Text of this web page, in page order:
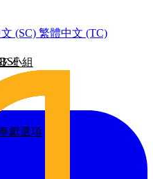
經課程
獻選項
(SC) 繁體中文 (TC)
小組